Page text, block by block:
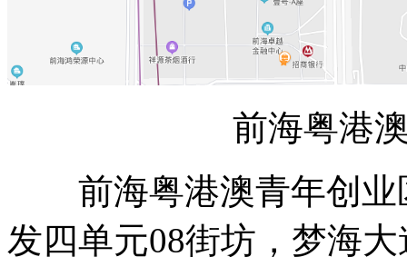
前海粤港
前海粤港澳青年创业
发四单元08街坊，梦海